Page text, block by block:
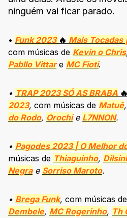
ninguém vai ficar parado.
• Funk 2023 🔥 Mais Tocadas
com músicas de Kevin o Chris
Pabllo Vittare MC Fioti.
• TRAP 2023 SÓ AS BRABA 🔥
2023, com músicas de Matuê,
do Rodo, Orochie L7NNON.
• Pagodes 2023 | O Melhor
músicas de Thiaguinho,
Negrae Sorriso Maroto.
• Brega Funk, com músicas de
Dembele, MC Rogerinho, Th